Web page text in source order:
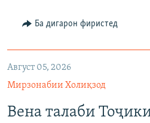
Ба дигарон фиристед
Август 05, 2026
Мирзонабии Холиқзод
Вена талаби